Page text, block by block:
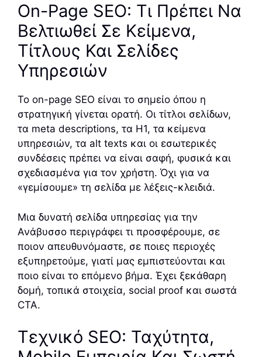
On-Page SEO: Τι Πρέπει Να
Βελτιωθεί Σε Κείμενα,
Τίτλους Και Σελίδες
Υπηρεσιών
Το on-page SEO είναι το σημείο όπου η
στρατηγική γίνεται ορατή. Οι τίτλοι σελίδων,
τα meta descriptions, τα H1, τα κείμενα
υπηρεσιών, τα alt texts και οι εσωτερικές
συνδέσεις πρέπει να είναι σαφή, φυσικά και
σχεδιασμένα για τον χρήστη. Όχι για να
«γεμίσουμε» τη σελίδα με λέξεις-κλειδιά.
Μια δυνατή σελίδα υπηρεσίας για την
Ανάβυσσο περιγράφει τι προσφέρουμε, σε
ποιον απευθυνόμαστε, σε ποιες περιοχές
εξυπηρετούμε, γιατί μας εμπιστεύονται και
ποιο είναι το επόμενο βήμα. Έχει ξεκάθαρη
δομή, τοπικά στοιχεία, social proof και σωστά
CTA.
Τεχνικό SEO: Ταχύτητα,